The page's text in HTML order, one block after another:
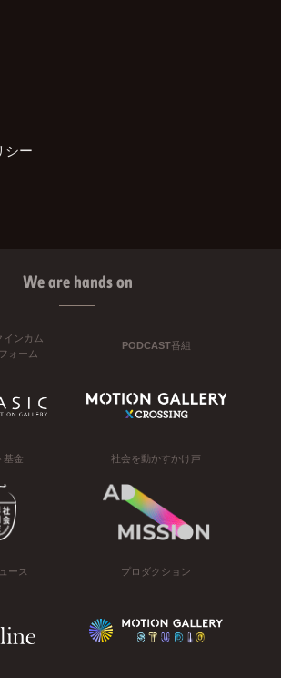
シー
We are hands on
ンカム
ォーム
PODCAST番組
基金 社会を動かすかけ声
ース プロダクション